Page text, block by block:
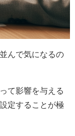
んで気になるの
て影響を与える
定することが極